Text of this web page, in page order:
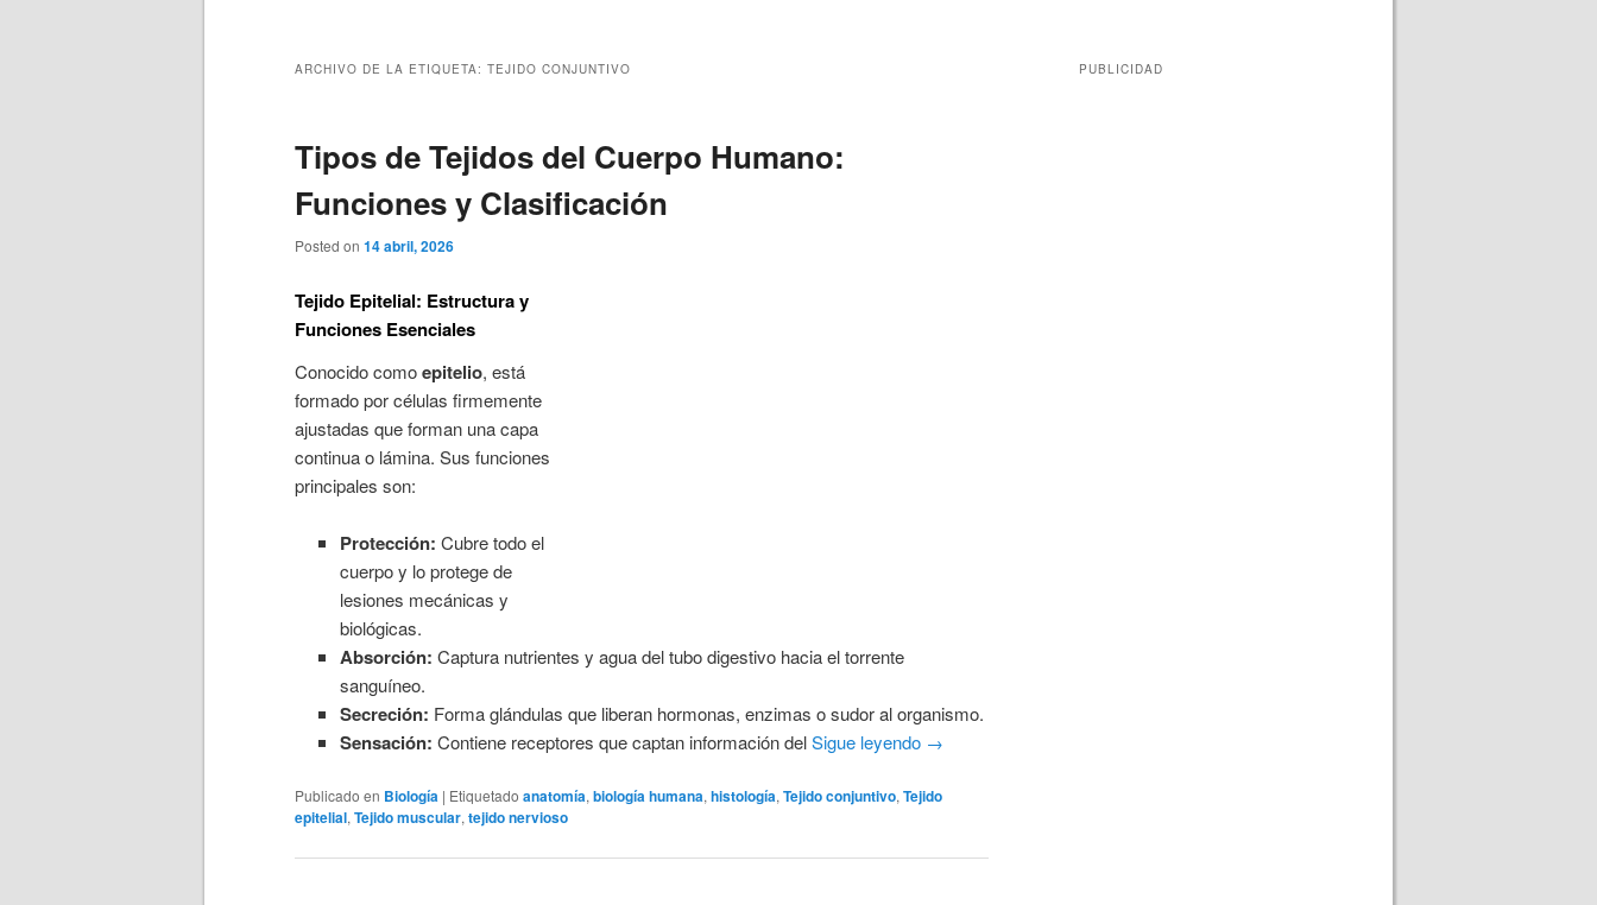
ARCHIVO DE LA ETIQUETA: TEJIDO CONJUNTIVO
Tipos de Tejidos del Cuerpo Humano:
Funciones y Clasificación
Posted on 14 abril, 2026
Tejido Epitelial: Estructura y
Funciones Esenciales
Conocido comoepitelio, está
formado por células firmemente
ajustadas que forman una capa
continua o lámina. Sus funciones
principales son:
Protección: Cubre todo el
cuerpo y lo protege de
lesiones mecánicas y
biológicas.
Absorción: Captura nutrientes y agua del tubo digestivo hacia el torrente
sanguíneo.
Secreción: Forma glándulas que liberan hormonas, enzimas o sudor al organismo.
Sensación: Contiene receptores que captan información delSigue leyendo →
Publicado en Biología | Etiquetado anatomía,biología humana,histología,Tejido conjuntivo,Tejido
epitelial,Tejido muscular,tejido nervioso
PUBLICIDAD